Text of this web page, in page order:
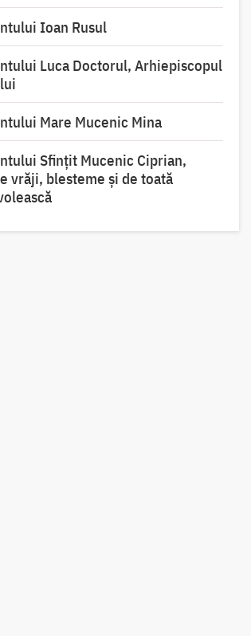
Ioan Rusul
Luca Doctorul, Arhiepiscopul
Mare Mucenic Mina
Sfințit Mucenic Ciprian,
vrăji, blesteme și de toată